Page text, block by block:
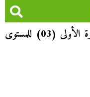
الفرض الأول في النشاط العلمي الدورة الأولى (03) للمستوى